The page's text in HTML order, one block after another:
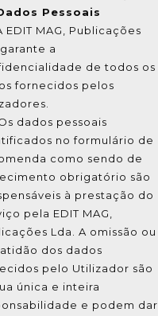
Pessoais
EDIT MAG, Publicações
a
de todos os
fornecidos pelos
dados pessoais
no formulário de
como sendo de
obrigatório são
à prestação do
pela EDIT MAG,
Lda. A omissão ou
dos dados
pelo Utilizador são
única e inteira
e podem dar